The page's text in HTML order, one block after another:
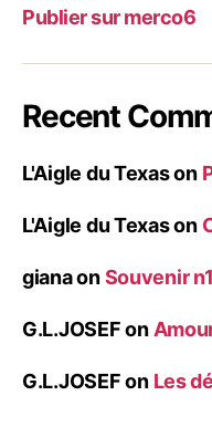
Publier sur merco6
Recent
L'Aigle du Texason
L'Aigle du Texason
gianaonSouvenir n1
G.L.JOSEFon
G.L.JOSEFon Les